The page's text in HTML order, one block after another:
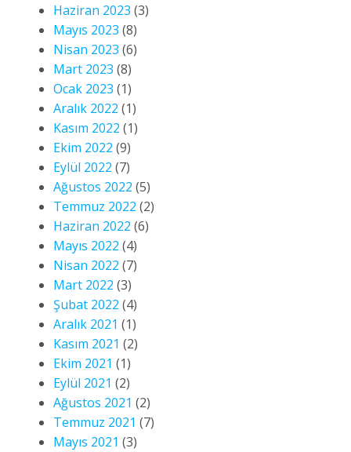
Haziran 2023 (3)
Mayıs 2023 (8)
Nisan 2023 (6)
Mart 2023 (8)
Ocak 2023 (1)
Aralık 2022 (1)
Kasım 2022 (1)
Ekim 2022 (9)
Eylül 2022 (7)
Ağustos 2022 (5)
Temmuz 2022 (2)
Haziran 2022 (6)
Mayıs 2022 (4)
Nisan 2022 (7)
Mart 2022 (3)
Şubat 2022 (4)
Aralık 2021 (1)
Kasım 2021 (2)
Ekim 2021 (1)
Eylül 2021 (2)
Ağustos 2021 (2)
Temmuz 2021 (7)
Mayıs 2021 (3)